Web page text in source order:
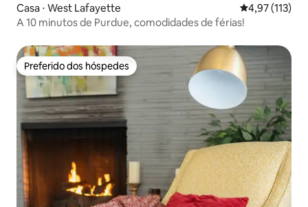
Casa ⋅ West Lafayette 4,97 de uma
4,97 (113)
A 10 minutos de Purdue, comodidades de férias!
Preferido dos hóspedes
Preferido dos hóspedes